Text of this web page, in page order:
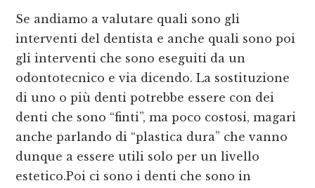
Se andiamo a valutare quali sono gli
interventi del dentista e anche quali sono poi
gli interventi che sono eseguiti da un
odontotecnico e via dicendo. La sostituzione
di uno o più denti potrebbe essere con dei
denti che sono “finti”, ma poco costosi, magari
anche parlando di “plastica dura” che vanno
dunque a essere utili solo per un livello
estetico.Poi ci sono i denti che sono in